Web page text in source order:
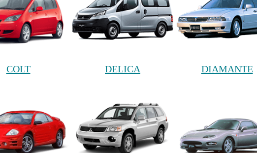
COLT DELICA DIAMANTE